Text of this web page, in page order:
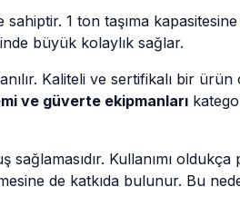
sahiptir. 1 ton taşıma
büyük kolaylık sağlar.
Kaliteli ve sertifikalı bir
ve güverte ekipmanları
Kullanımı
de katkıda bulunur. Bu